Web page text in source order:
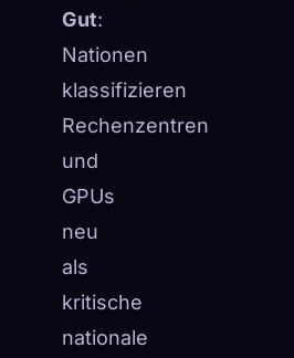
Gut:
Nationen
klassifizieren
Rechenzentren
und
GPUs
neu
als
kritische
nationale
🧬
Gesammelt:
ENTDECKT
0